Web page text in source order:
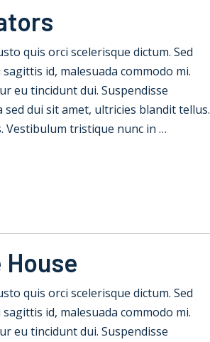
quis orci scelerisque dictum. Sed
id, malesuada commodo mi.
eu tincidunt dui. Suspendisse
dui sit amet, ultricies blandit tellus.
Vestibulum tristique nunc in …
quis orci scelerisque dictum. Sed
id, malesuada commodo mi.
eu tincidunt dui. Suspendisse